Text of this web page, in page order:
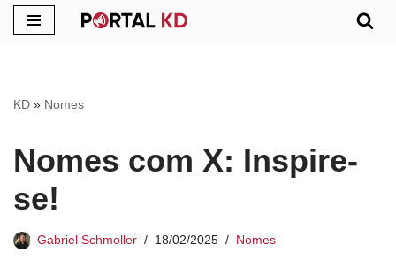
conteúdo
KD » Nomes
Nomes com X: Inspire-
se!
Gabriel Schmoller 18/02/2025 Nomes